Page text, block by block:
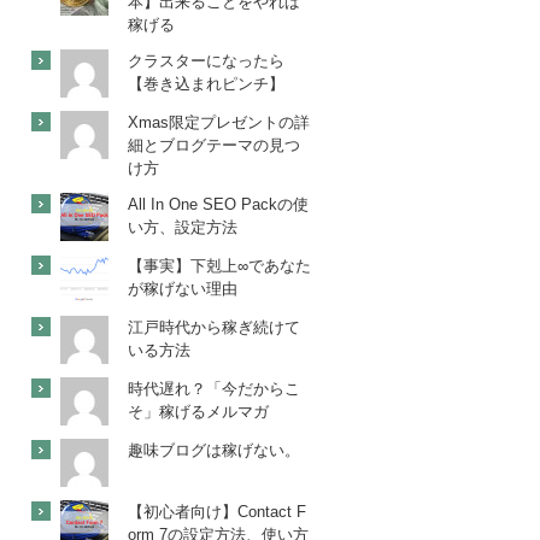
稼げる
クラスターになったら
【巻き込まれピンチ】
Xmas限定プレゼントの詳
細とブログテーマの見つ
け方
All In One SEO Packの使
い方、設定方法
【事実】下剋上∞であなた
が稼げない理由
江戸時代から稼ぎ続けて
いる方法
時代遅れ？「今だからこ
そ」稼げるメルマガ
趣味ブログは稼げない。
【初心者向け】Contact F
orm 7の設定方法、使い方